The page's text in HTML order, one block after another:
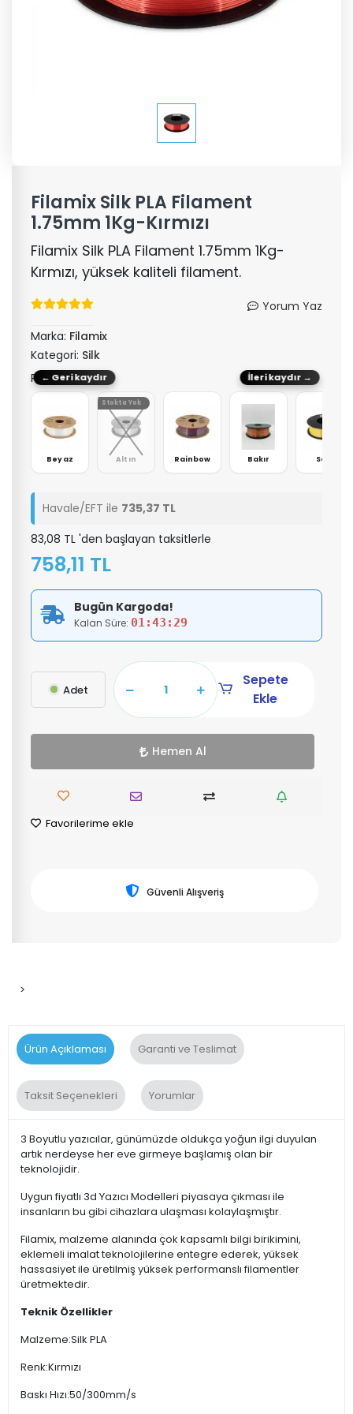
Filamix Silk PLA Filament
1.75mm 1Kg-Kırmızı
Filamix Silk PLA Filament 1.75mm 1Kg-
Kırmızı, yüksek kaliteli filament.
Yorum Yaz
Marka: Filamix
Kategori: Silk
Renk: Kırmızı
Beyaz Altın
Stokta Yok
Rainbow Bakır Sarı
← Geri kaydır İleri kaydır →
Havale/EFT ile 735,37 TL
83,08 TL 'den başlayan taksitlerle
758,11 TL
Bugün Kargoda!
Kalan Süre: 01:43:29
Adet
Sepete
Ekle
Hemen Al
Favorilerime ekle
Güvenli Alışveriş
>
Ürün Açıklaması Garanti ve Teslimat
Taksit Seçenekleri Yorumlar
3 Boyutlu yazıcılar, günümüzde oldukça yoğun ilgi duyulan
artık nerdeyse her eve girmeye başlamış olan bir
teknolojidir.
Uygun fiyatlı 3d Yazıcı Modelleri piyasaya çıkması ile
insanların bu gibi cihazlara ulaşması kolaylaşmıştır.
Filamix, malzeme alanında çok kapsamlı bilgi birikimini,
eklemeli imalat teknolojilerine entegre ederek, yüksek
hassasiyet ile üretilmiş yüksek performanslı filamentler
üretmektedir.
Teknik Özellikler
Malzeme:Silk PLA
Renk:Kırmızı
Baskı Hızı:50/300mm/s